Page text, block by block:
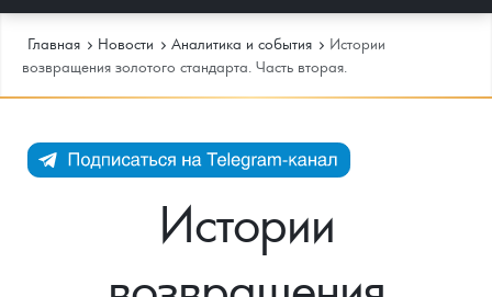
Каталог Монет
Инвестиционные монеты
Инфо
Главная Новости Аналитика и события
Истории
возвращения золотого стандарта. Часть вторая.
Истории